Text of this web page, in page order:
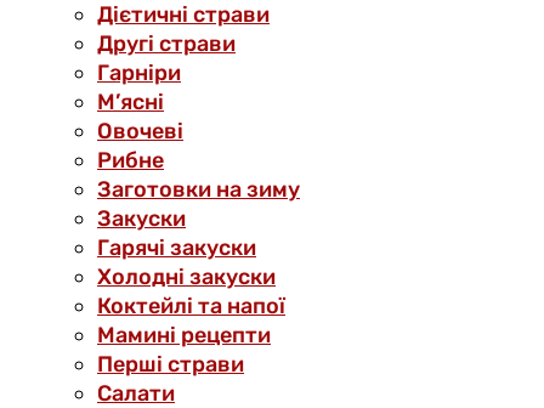
Дієтичні страви
Другі страви
Гарніри
М’ясні
Овочеві
Рибне
Заготовки на зиму
Закуски
Гарячі закуски
Холодні закуски
Коктейлі та напої
Мамині рецепти
Перші страви
Салати